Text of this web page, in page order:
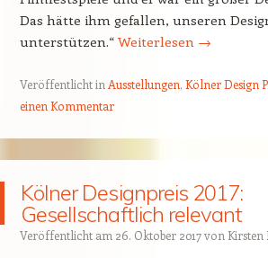
Das hätte ihm gefallen, unseren
unterstützen.“ Weiterlesen →
Veröffentlicht in Ausstellungen, Kölner Design
einen Kommentar
Kölner Designpreis 2017:
Gesellschaftlich relevant
Veröffentlicht am 26. Oktober 2017von Kirsten